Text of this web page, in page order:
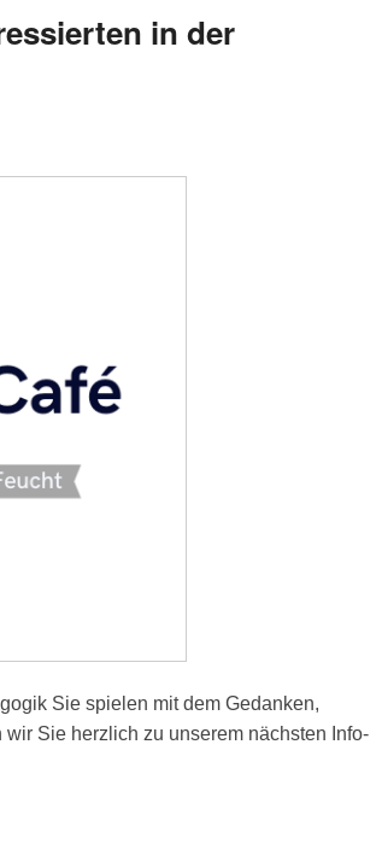
in der
Sie spielen mit dem Gedanken,
Sie herzlich zu unserem nächsten Info-